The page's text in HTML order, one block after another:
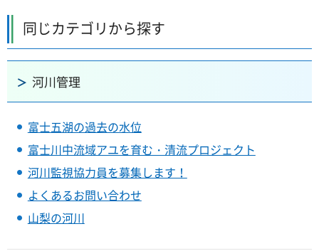
同じカテゴリから探す
河川管理
富士五湖の過去の水位
富士川中流域アユを育む・清流プロジェクト
河川監視協力員を募集します！
よくあるお問い合わせ
山梨の河川